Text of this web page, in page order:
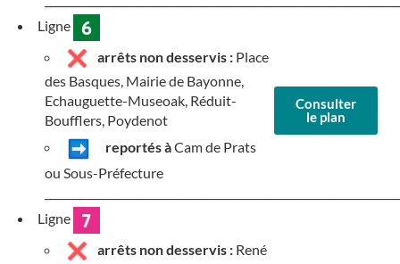
Ligne
arrêts non desservis : Place
des Basques, Mairie de Bayonne,
Echauguette-Museoak, Réduit-
Boufflers, Poydenot
reportés àCam de Prats
ou Sous-Préfecture
Consulter
le plan
Ligne
arrêts non desservis : René